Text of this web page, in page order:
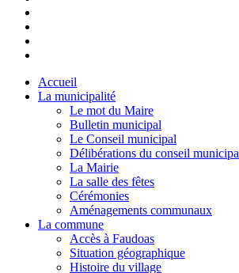
Accueil
La municipalité
Le mot du Maire
Bulletin municipal
Le Conseil municipal
Délibérations du conseil
La Mairie
La salle des fêtes
Cérémonies
Aménagements communaux
La commune
Accès à Faudoas
Situation géographique
Histoire du village